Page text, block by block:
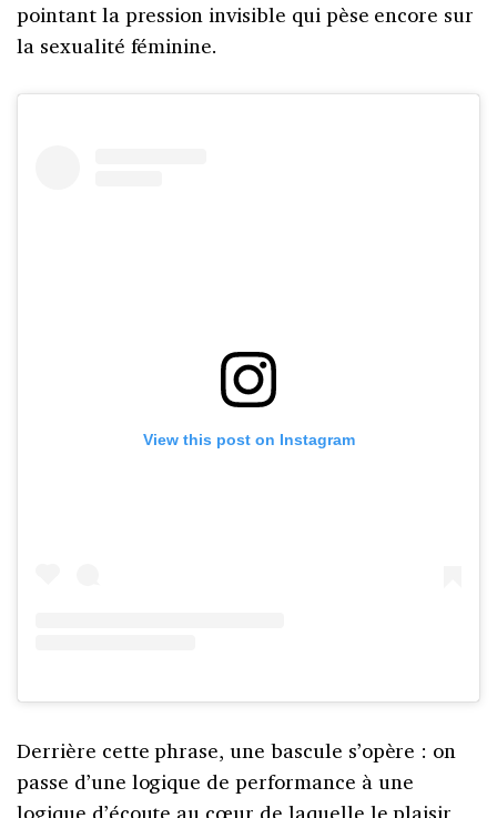
pointant la pression invisible qui pèse encore sur
la sexualité féminine.
View this post on Instagram
Derrière cette phrase, une bascule s’opère : on
passe d’une logique de performance à une